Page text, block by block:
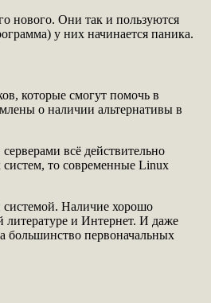
нового. Они так и пользуются
у них начинается паника.
которые смогут помочь в
о наличии альтернативы в
всё действительно
то современные Linux
Наличие хорошо
литературе и Интернет. И даже
большинство первоначальных